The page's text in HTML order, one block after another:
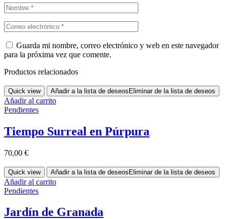
Guarda mi nombre, correo electrónico y web en este navegador
para la próxima vez que comente.
Productos relacionados
Quick view Añadir a la lista de deseosEliminar de la lista de deseos
Añadir al carrito
Pendientes
Tiempo Surreal en Púrpura
70,00 €
Quick view Añadir a la lista de deseosEliminar de la lista de deseos
Añadir al carrito
Pendientes
Jardín de Granada